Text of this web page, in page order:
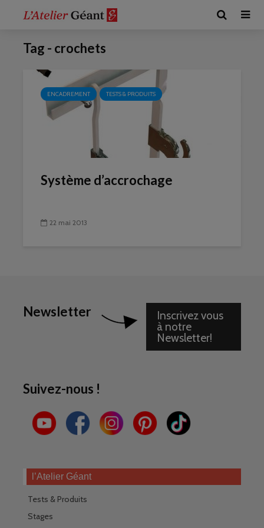
Tag - crochets
ENCADREMENT TESTS & PRODUITS
Système d’accrochage
22 mai 2013
Newsletter
Inscrivez vous
à notre
Newsletter!
Suivez-nous !
l’Atelier Géant
Tests & Produits
Stages